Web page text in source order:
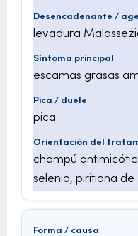
levadura
escamas grasas
pica
champú
selenio, piritiona de